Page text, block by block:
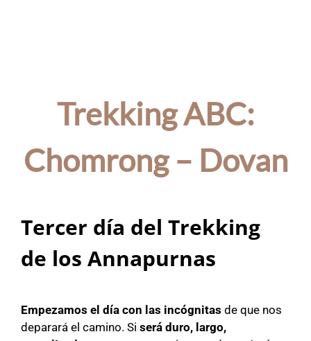
Trekking ABC:
Chomrong – Dovan
Tercer día del Trekking
de los Annapurnas
Empezamos el día con las incógnitas de que nos
deparará el camino. Si será duro, largo,